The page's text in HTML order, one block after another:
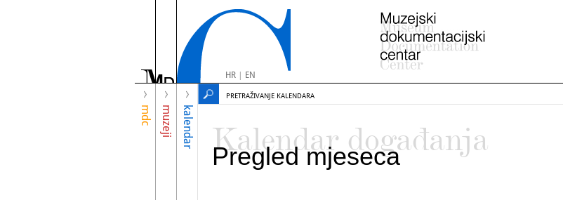
HR| EN
mdc muzeji kalendar
PRETRAŽIVANJE KALENDARA
Kalendar događanja
Pregled mjeseca